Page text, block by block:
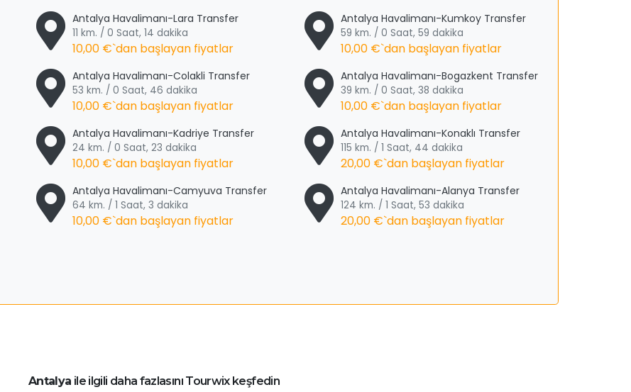
Antalya Havalimanı-Lara Transfer
11 km. / 0 Saat, 14 dakika
10,00 €`dan başlayan fiyatlar
Antalya Havalimanı-Kumkoy Transfer
59 km. / 0 Saat, 59 dakika
10,00 €`dan başlayan fiyatlar
Antalya Havalimanı-Colakli Transfer
53 km. / 0 Saat, 46 dakika
10,00 €`dan başlayan fiyatlar
Antalya Havalimanı-Bogazkent Transfer
39 km. / 0 Saat, 38 dakika
10,00 €`dan başlayan fiyatlar
Antalya Havalimanı-Kadriye Transfer
24 km. / 0 Saat, 23 dakika
10,00 €`dan başlayan fiyatlar
Antalya Havalimanı-Konaklı Transfer
115 km. / 1 Saat, 44 dakika
20,00 €`dan başlayan fiyatlar
Antalya Havalimanı-Camyuva Transfer
64 km. / 1 Saat, 3 dakika
10,00 €`dan başlayan fiyatlar
Antalya Havalimanı-Alanya Transfer
124 km. / 1 Saat, 53 dakika
20,00 €`dan başlayan fiyatlar
Antalya ile ilgili daha fazlasını Tourwix keşfedin